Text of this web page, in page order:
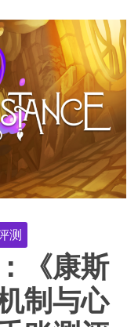
测
《康斯
制与心